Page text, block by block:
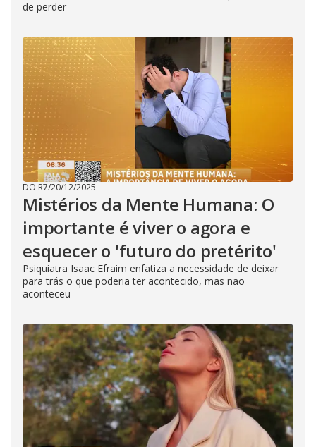
de perder
DO R7/20/12/2025
Mistérios da Mente Humana: O
importante é viver o agora e
esquecer o 'futuro do pretérito'
Psiquiatra Isaac Efraim enfatiza a necessidade de deixar
para trás o que poderia ter acontecido, mas não
aconteceu